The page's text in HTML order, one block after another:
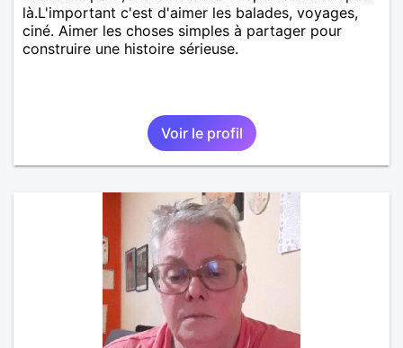
là.L'important c'est d'aimer les balades, voyages,
ciné. Aimer les choses simples à partager pour
construire une histoire sérieuse.
Voir le profil